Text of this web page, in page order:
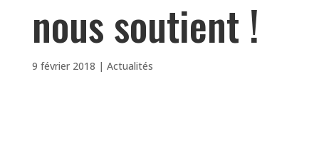
nous soutient !
9 février 2018 | Actualités